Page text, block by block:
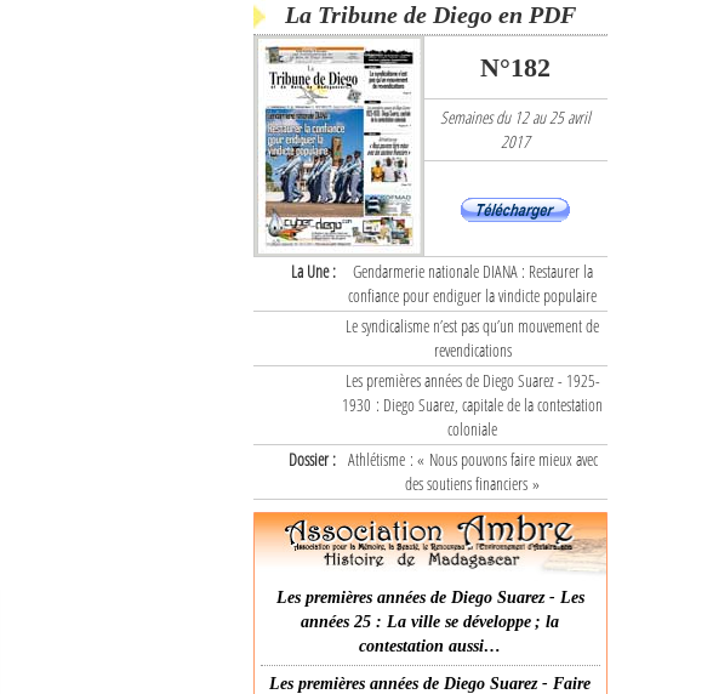
La Tribune de Diego en PDF
N°182
Semaines du 12 au 25 avril
2017
La Une :
Gendarmerie nationale DIANA : Restaurer la
confiance pour endiguer la vindicte populaire
Le syndicalisme n’est pas qu’un mouvement de
revendications
Les premières années de Diego Suarez - 1925-
1930 : Diego Suarez, capitale de la contestation
coloniale
Dossier : Athlétisme : « Nous pouvons faire mieux avec
des soutiens financiers »
Les premières années de Diego Suarez - Les
années 25 : La ville se développe ; la
contestation aussi…
Les premières années de Diego Suarez - Faire